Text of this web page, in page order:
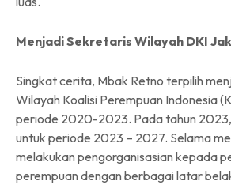
Menjadi Sekretaris Wilayah DKI
Singkat cerita, Mbak Retno terpilih
Wilayah Koalisi Perempuan Indonesia
periode 2020-2023. Pada tahun
untuk periode 2023 – 2027. Selama
melakukan pengorganisasian kepada
perempuan dengan berbagai latar